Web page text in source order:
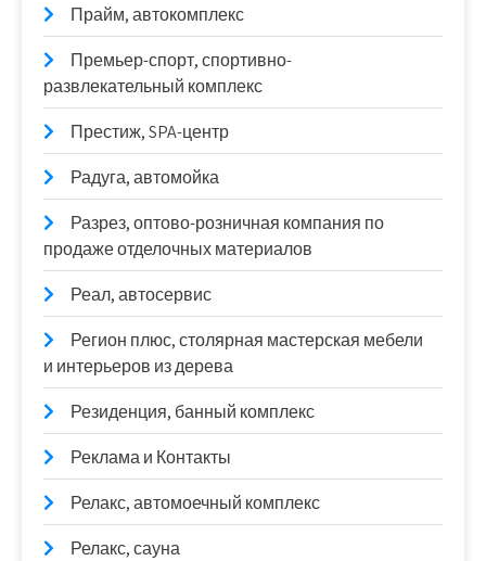
Прайм, автокомплекс
Премьер-спорт, спортивно-
развлекательный комплекс
Престиж, SPA-центр
Радуга, автомойка
Разрез, оптово-розничная компания по
продаже отделочных материалов
Реал, автосервис
Регион плюс, столярная мастерская мебели
и интерьеров из дерева
Резиденция, банный комплекс
Реклама и Контакты
Релакс, автомоечный комплекс
Релакс, сауна